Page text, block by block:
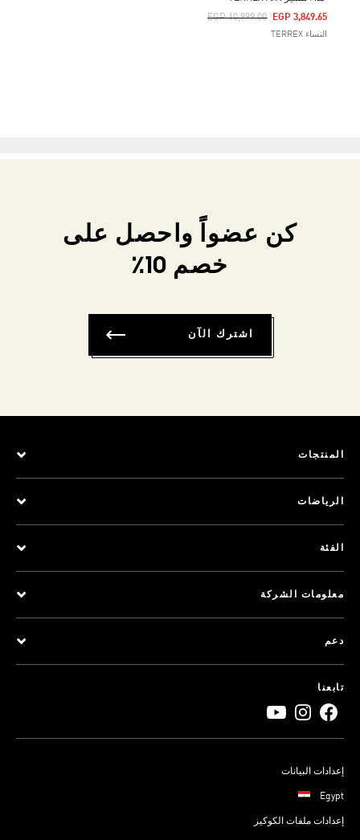
Price Reduced From
EGP 10,999.00
To EGP 3,849.65
النساء TERREX
كن عضواً واحصل على
خصم 10٪
اشترك الآن
المنتجات
الرياضات
الفئة
معلومات الشركة
دعم
تابعنا
إعدادات البيانات
Egypt
إعدادات ملفات الكوكيز